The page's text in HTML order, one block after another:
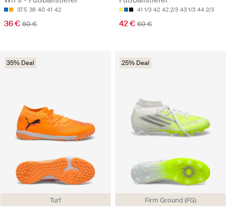
37.5 38 40 41 42
36 € 60 €
41 1/3 42 42 2/3 43 1/3 44 2/3
42 € 60 €
Turf
35% Deal
Firm Ground (FG)
25% Deal